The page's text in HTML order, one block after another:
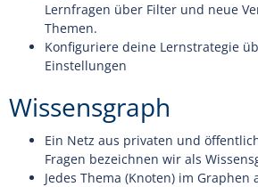
Lernfragen über Filter und neue
Themen.
Konfiguriere deine Lernstrategie
Einstellungen
Wissensgraph
Ein Netz aus privaten und
Fragen bezeichnen wir als
Jedes Thema (Knoten) im Graphen